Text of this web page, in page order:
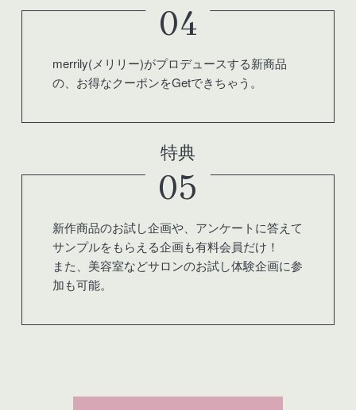
04
merrily(メリリー)がプロデュースする新商品
の、お得なクーポンをGetできちゃう。
特典
05
新作商品のお試し企画や、アンケートに答えて
サンプルをもらえる企画も有料会員だけ！
また、美容室などサロンのお試し体験企画に参
加も可能。